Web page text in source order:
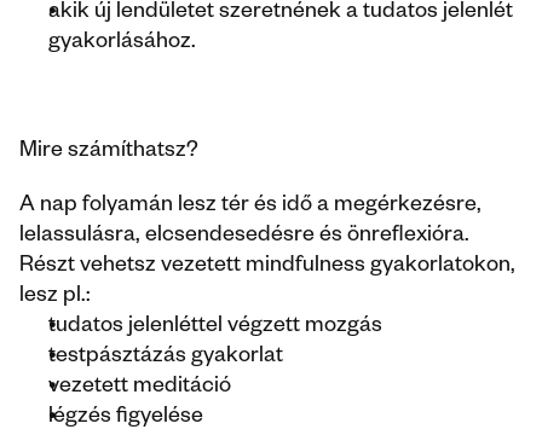
akik új lendületet szeretnének a tudatos jelenlét
gyakorlásához.
Mire számíthatsz?
A nap folyamán lesz tér és idő a megérkezésre,
lelassulásra, elcsendesedésre és önreflexióra.
Részt vehetsz vezetett mindfulness gyakorlatokon,
lesz pl.:
tudatos jelenléttel végzett mozgás
testpásztázás gyakorlat
vezetett meditáció
légzés figyelése